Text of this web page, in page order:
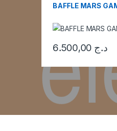
BAFFLE MARS
د.ج